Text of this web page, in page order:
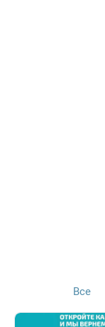
Все